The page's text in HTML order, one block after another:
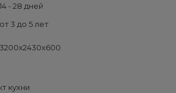
14 - 28 дней
от 3 до 5 лет
3200x2430x600
кухни